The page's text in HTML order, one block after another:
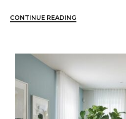
CONTINUE READING